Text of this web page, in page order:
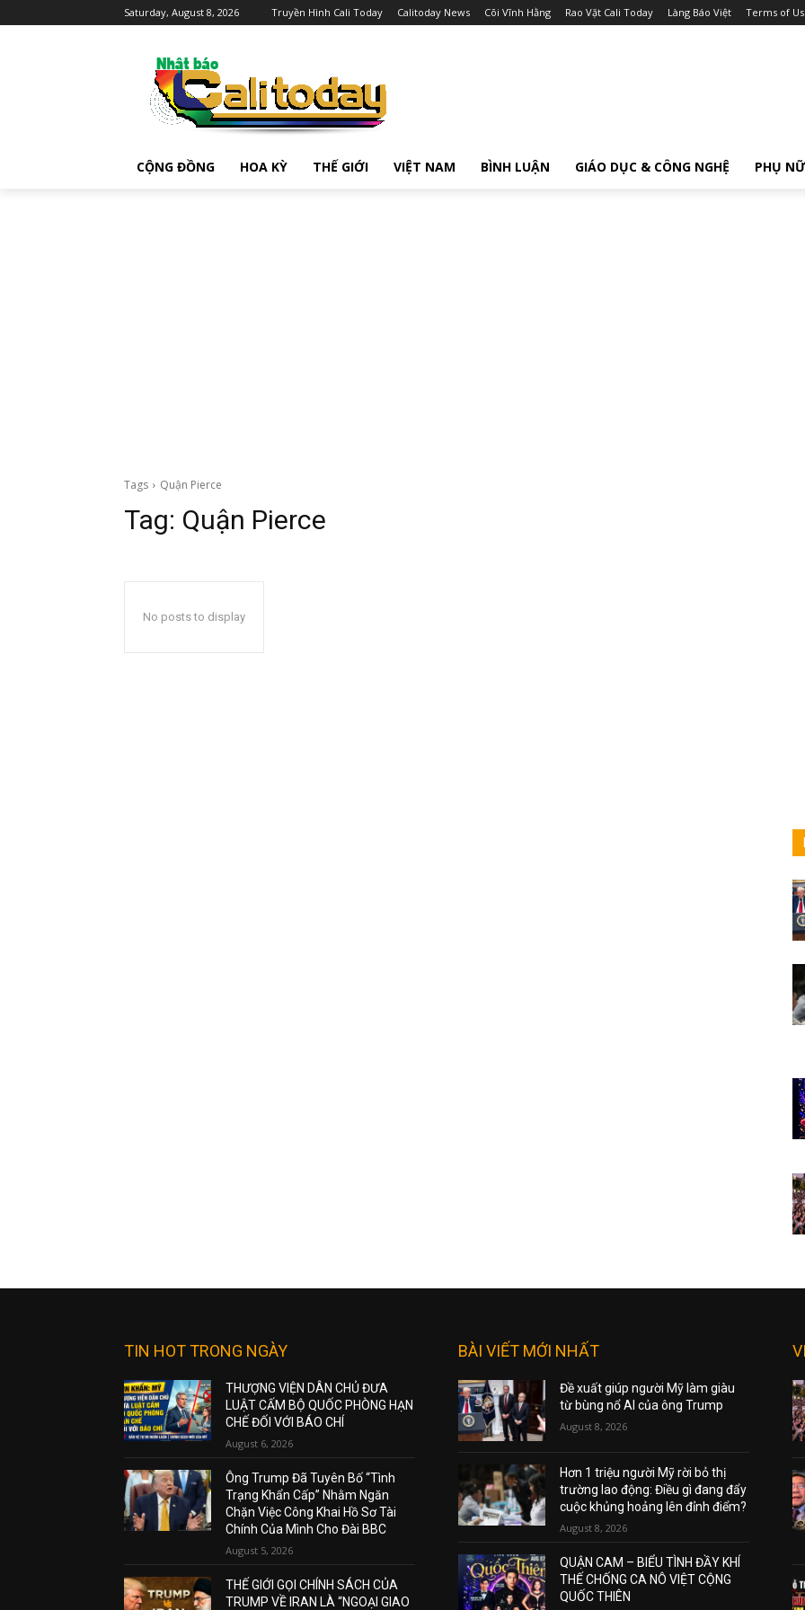
Saturday, August 8, 2026 Truyền Hình Cali Today Calitoday News Cõi Vĩnh Hằng Rao Vặt Cali Today Làng Báo Việt Terms of
CỘNG ĐỒNG HOA KỲ THẾ GIỚI VIỆT NAM BÌNH LUẬN GIÁO DỤC & CÔNG NGHỆ PHỤ NỮ
Tags Quận Pierce
Tag: Quận Pierce
No posts to display
TIN HOT TRONG NGÀY
THƯỢNG VIỆN DÂN CHỦ ĐƯA
LUẬT CẤM BỘ QUỐC PHÒNG HẠN
CHẾ ĐỐI VỚI BÁO CHÍ
August 6, 2026
Ông Trump Đã Tuyên Bố “Tình
Trạng Khẩn Cấp” Nhằm Ngăn
Chặn Việc Công Khai Hồ Sơ Tài
Chính Của Mình Cho Đài BBC
August 5, 2026
THẾ GIỚI GỌI CHÍNH SÁCH CỦA
TRUMP VỀ IRAN LÀ “NGOẠI GIAO
BÀI VIẾT MỚI NHẤT
Đề xuất giúp người Mỹ làm giàu
từ bùng nổ AI của ông Trump
August 8, 2026
Hơn 1 triệu người Mỹ rời bỏ thị
trường lao động: Điều gì đang đẩy
cuộc khủng hoảng lên đỉnh điểm?
August 8, 2026
QUẬN CAM – BIỂU TÌNH ĐẦY KHÍ
THẾ CHỐNG CA NÔ VIỆT CỘNG
QUỐC THIÊN